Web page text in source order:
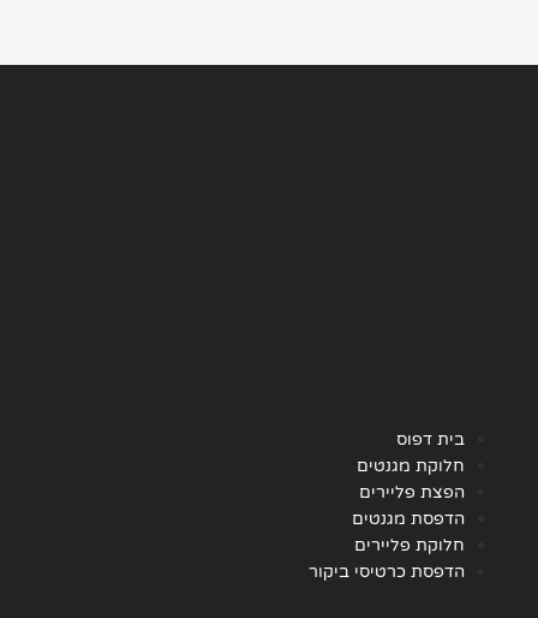
בית דפוס
חלוקת מגנטים
הפצת פליירים
הדפסת מגנטים
חלוקת פליירים
הדפסת כרטיסי ביקור